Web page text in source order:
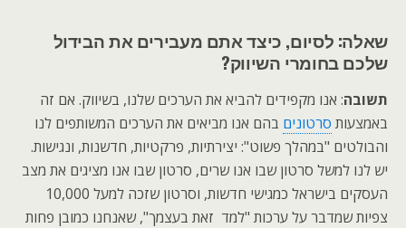
שאלה: לסיום, כיצד אתם מעבירים את הבידול
שלכם בחומרי השיווק?
תשובה: אנו מקפידים להביא את הערכים שלנו, בשיווק. אם זה
באמצעות סרטונים בהם אנו מביאים את הערכים המשותפים לנו
והבולטים "במהלך פשוט": יצירתיות, פרקטיות, חדשנות, ונגישות.
יש לנו למשל סרטון שבו אנו שרים, סרטון שבו אנו מציגים את מצב
העסקים בישראל כמגישי חדשות, וסרטון שזכה למעל 10,000
צפיות שמדבר על ערכות "למד זאת בעצמך", שאנחנו כמובן פחות